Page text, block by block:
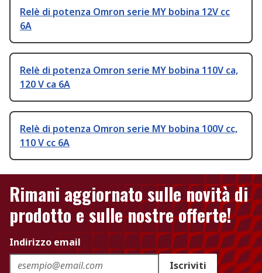
Relè di potenza Omron serie MY bobina 12V cc
6A
Relè di potenza Omron serie MY bobina 110V ca,
120 V ca 6A
Relè di potenza Omron serie MY bobina 100V cc,
110 V cc 6A
Rimani aggiornato sulle novità di
prodotto e sulle nostre offerte!
Indirizzo email
Iscriviti